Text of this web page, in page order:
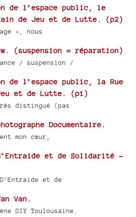
de l’espace public, le
de Jeu et de Lutte. (p2)
», nous
(suspension = réparation)
/ suspension /
de l’espace public, la Rue
et de Lutte. (p1)
distingué (pas
Documentaire.
mon cœur,
et de Solidarité -
et de
Van.
DIY Toulousaine.